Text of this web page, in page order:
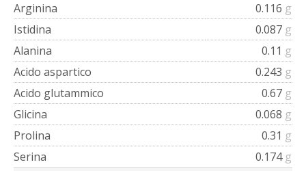
Arginina
0.116 g
Istidina
0.087 g
Alanina
0.11 g
Acido aspartico
0.243 g
Acido glutammico
0.67 g
Glicina
0.068 g
Prolina
0.31 g
Serina
0.174 g